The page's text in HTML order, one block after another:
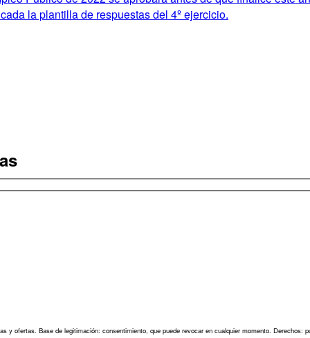
la plantilla de respuestas del 4º ejercicio.
y ofertas. Base de legitimación: consentimiento, que puede revocar en cualquier momento.